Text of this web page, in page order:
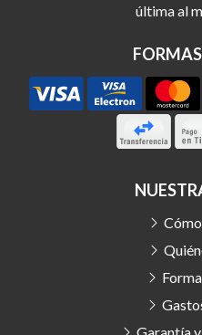
última al